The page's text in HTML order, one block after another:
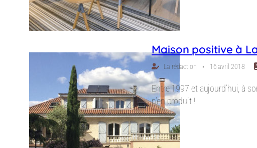
Maison positive à
La rédaction ⋅ 16 avril 2018
Entre 1997 et aujourd’hui, à
n’en produit !